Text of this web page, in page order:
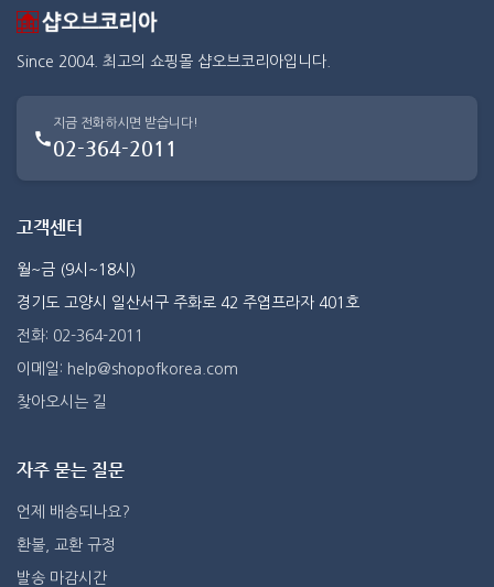
Since 2004. 최고의 쇼핑몰 샵오브코리아입니다.
지금 전화하시면 받습니다!
02-364-2011
고객센터
월~금 (9시~18시)
경기도 고양시 일산서구 주화로 42 주엽프라자 401호
전화: 02-364-2011
이메일: help@shopofkorea.com
찾아오시는 길
자주 묻는 질문
언제 배송되나요?
환불, 교환 규정
발송 마감시간